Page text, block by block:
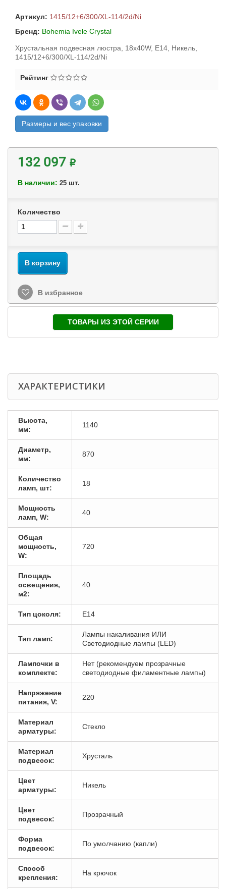
Артикул: 1415/12+6/300/XL-114/2d/Ni
Бренд: Bohemia Ivele Crystal
Хрустальная подвесная люстра, 18x40W, E14, Никель,
1415/12+6/300/XL-114/2d/Ni
Рейтинг
Размеры и вес упаковки
132 097 ₽
В наличии: 25 шт.
Количество
В корзину
В избранное
ТОВАРЫ ИЗ ЭТОЙ СЕРИИ
ХАРАКТЕРИСТИКИ
Высота,
мм:
1140
Диаметр,
мм:
870
Количество
ламп, шт:
18
Мощность
ламп, W:
40
Общая
мощность,
W:
720
Площадь
освещения,
м2:
40
Тип цоколя: E14
Тип ламп:
Лампы накаливания ИЛИ
Светодиодные лампы (LED)
Лампочки в
комплекте:
Нет (рекомендуем прозрачные
светодиодные филаментные лампы)
Напряжение
питания, V:
220
Материал
арматуры:
Стекло
Материал
подвесок:
Хрусталь
Цвет
арматуры:
Никель
Цвет
подвесок:
Прозрачный
Форма
подвесок:
По умолчанию (капли)
Способ
крепления:
На крючок